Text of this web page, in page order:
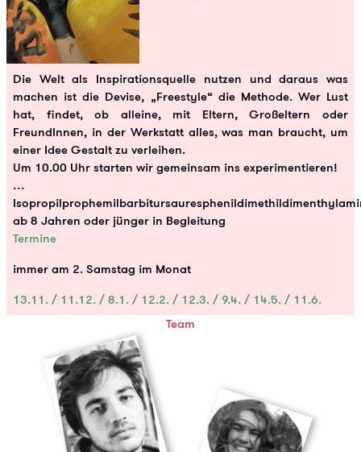
Die Welt als Inspirationsquelle nutzen und daraus was
machen ist die Devise, „Freestyle“ die Methode. Wer Lust
hat, findet, ob alleine, mit Eltern, Großeltern oder
FreundInnen, in der Werkstatt alles, was man braucht, um
einer Idee Gestalt zu verleihen.
Um 10.00 Uhr starten wir gemeinsam ins experimentieren!
…
ab 8 Jahren oder jünger in Begleitung
Termine
immer am 2. Samstag im Monat
13.11. / 11.12. / 8.1. / 12.2. / 12.3. / 9.4. / 14.5. / 11.6.
Team